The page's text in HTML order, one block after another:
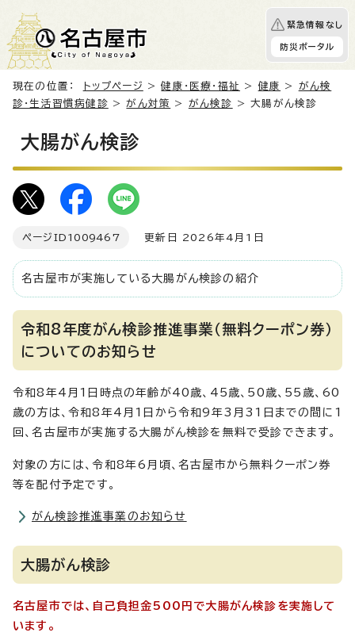
緊急情報なし
防災ポータル
現在の位置： トップページ >健康・医療・福祉 > 健康 > がん検
診・生活習慣病健診 >がん対策 > がん検診 > 大腸がん検診
大腸がん検診
ページID 1009467 更新日 2026年4月1日
名古屋市が実施している大腸がん検診の紹介
令和8年度がん検診推進事業（無料クーポン券）
についてのお知らせ
令和8年4月1日時点の年齢が40歳、45歳、50歳、55歳、60
歳の方は、令和8年4月1日から令和9年3月31日までの間に1
回、名古屋市が実施する大腸がん検診を無料で受診できます。
対象の方には、令和8年6月頃、名古屋市から無料クーポン券
等を配付予定です。
がん検診推進事業のお知らせ
大腸がん検診
名古屋市では、自己負担金500円で大腸がん検診を実施して
います。